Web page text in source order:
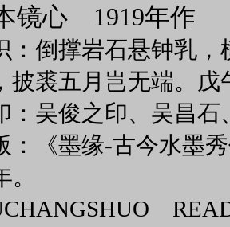
镜心 1919年作
：倒撑岩石悬钟乳
披裘五月岂无端。
：吴俊之印、吴昌石
：《墨缘-古今水墨
。